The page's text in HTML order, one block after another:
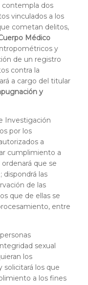
dos
vinculados a los
cometan delitos,
Médico
y
de un registro
contra la
a cargo del titular
y
Investigación
por los
a
cumplimiento a
que se
dispondrá las
de las
que de ellas se
entre
sexual
los
solicitará los que
a los fines